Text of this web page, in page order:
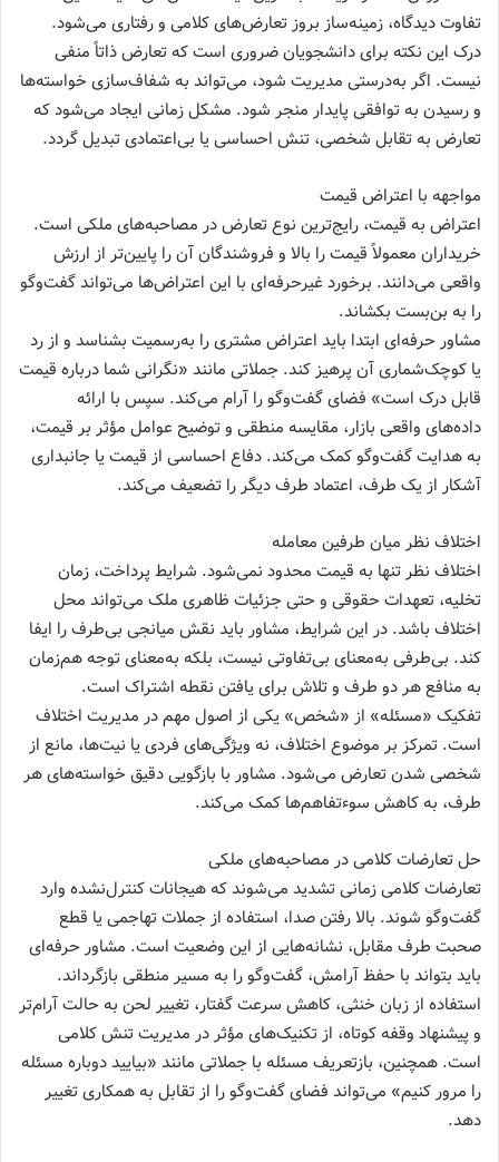
تفاوت دیدگاه، زمینه‌ساز بروز تعارض‌های کلامی و رفتاری می‌شود.
درک این نکته برای دانشجویان ضروری است که تعارض ذاتاً منفی
نیست. اگر به‌درستی مدیریت شود، می‌تواند به شفاف‌سازی خواسته‌ها
و رسیدن به توافقی پایدار منجر شود. مشکل زمانی ایجاد می‌شود که
تعارض به تقابل شخصی، تنش احساسی یا بی‌اعتمادی تبدیل گردد.
مواجهه با اعتراض قیمت
اعتراض به قیمت، رایج‌ترین نوع تعارض در مصاحبه‌های ملکی است.
خریداران معمولاً قیمت را بالا و فروشندگان آن را پایین‌تر از ارزش
واقعی می‌دانند. برخورد غیرحرفه‌ای با این اعتراض‌ها می‌تواند گفت‌وگو
را به بن‌بست بکشاند.
مشاور حرفه‌ای ابتدا باید اعتراض مشتری را به‌رسمیت بشناسد و از رد
یا کوچک‌شماری آن پرهیز کند. جملاتی مانند «نگرانی شما درباره قیمت
قابل درک است» فضای گفت‌وگو را آرام می‌کند. سپس با ارائه
داده‌های واقعی بازار، مقایسه منطقی و توضیح عوامل مؤثر بر قیمت،
به هدایت گفت‌وگو کمک می‌کند. دفاع احساسی از قیمت یا جانبداری
آشکار از یک طرف، اعتماد طرف دیگر را تضعیف می‌کند.
اختلاف نظر میان طرفین معامله
اختلاف نظر تنها به قیمت محدود نمی‌شود. شرایط پرداخت، زمان
تخلیه، تعهدات حقوقی و حتی جزئیات ظاهری ملک می‌تواند محل
اختلاف باشد. در این شرایط، مشاور باید نقش میانجی بی‌طرف را ایفا
کند. بی‌طرفی به‌معنای بی‌تفاوتی نیست، بلکه به‌معنای توجه هم‌زمان
به منافع هر دو طرف و تلاش برای یافتن نقطه اشتراک است.
تفکیک «مسئله» از «شخص» یکی از اصول مهم در مدیریت اختلاف
است. تمرکز بر موضوع اختلاف، نه ویژگی‌های فردی یا نیت‌ها، مانع از
شخصی شدن تعارض می‌شود. مشاور با بازگویی دقیق خواسته‌های هر
طرف، به کاهش سوءتفاهم‌ها کمک می‌کند.
حل تعارضات کلامی در مصاحبه‌های ملکی
تعارضات کلامی زمانی تشدید می‌شوند که هیجانات کنترل‌نشده وارد
گفت‌وگو شوند. بالا رفتن صدا، استفاده از جملات تهاجمی یا قطع
صحبت طرف مقابل، نشانه‌هایی از این وضعیت است. مشاور حرفه‌ای
باید بتواند با حفظ آرامش، گفت‌وگو را به مسیر منطقی بازگرداند.
استفاده از زبان خنثی، کاهش سرعت گفتار، تغییر لحن به حالت آرام‌تر
و پیشنهاد وقفه کوتاه، از تکنیک‌های مؤثر در مدیریت تنش کلامی
است. همچنین، بازتعریف مسئله با جملاتی مانند «بیایید دوباره مسئله
را مرور کنیم» می‌تواند فضای گفت‌وگو را از تقابل به همکاری تغییر
دهد.